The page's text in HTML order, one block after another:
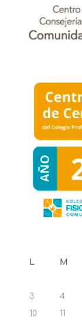
L
M
3
4
10
11